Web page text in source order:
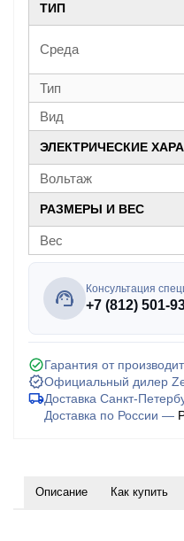
ТИП
Среда
Тип
Вид
ЭЛЕКТРИЧЕСКИЕ
Вольтаж
РАЗМЕРЫ И ВЕС
Вес
Консультация
+7 (812) 501-
Гарантия от
Официальный дилер
Доставка Санкт-
Доставка по России —
Описание Как купить